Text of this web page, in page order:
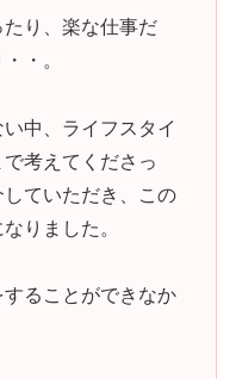
り、楽な仕事だ
・。
中、ライフスタイ
考えてくださっ
ていただき、この
りました。
ることができなか